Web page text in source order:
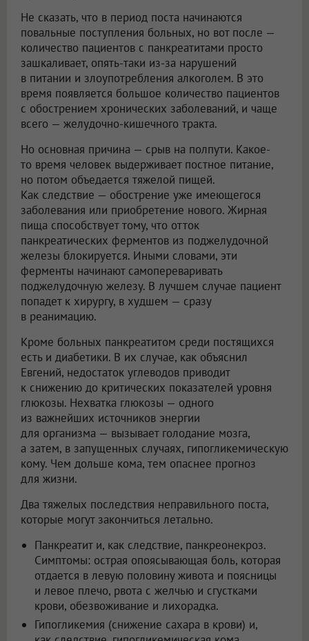
Не сказать, что в период поста начинаются
повальные поступления больных, но вот после —
количество пациентов с панкреатитами просто
зашкаливает, опять-таки из-за нарушений
в питании и злоупотребления алкоголем. В это
время появляется большое количество пациентов
с обострением хронических заболеваний, и чаще
всего — желудочно-кишечного тракта.
Но основная причина — срыв на полпути. Какое-
то время человек выдерживает постное питание,
но потом объедается тяжелой пищей.
Как следствие — обострение уже имеющегося
заболевания или приобретение нового. Жирная
пища способствует тому, что отток
панкреатических ферментов из поджелудочной
железы блокируется. Иными словами, эти
ферменты начинают самопереваривать
поджелудочную железу. В лучшем случае пациент
попадет к хирургу, в худшем — сразу
в реанимацию.
Кроме больных панкреатитом среди постящихся
есть и диабетики. В их случае, как объяснил
Евгений, недостаток углеводов приводит
к снижению до критических показателей уровня
глюкозы. Нехватка глюкозы — одного
из важнейших источников энергии
для организма — вызывает голодание мозга,
а затем, в запущенных случаях, гипогликемическую
кому. Чем дольше кома, тем опаснее прогноз
для жизни.
Два тяжелых последствия неправильного поста,
которые могут закончиться летально.
Панкреатит и, как следствие, панкреонекроз.
Симптомы: острая опоясывающая боль, которая
отдается в левую половину живота и поясницы
и левое плечо, рвота с желчью и сгустками
крови, обезвоживание и лихорадка.
Гипогликемия (снижение сахара в крови) и,